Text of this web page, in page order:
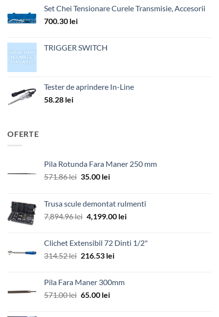
Set Chei Tensionare Curele Transmisie, Accesorii
700.30 lei
TRIGGER SWITCH
Tester de aprindere In-Line
58.28 lei
OFERTE
Pila Rotunda Fara Maner 250 mm
571.86lei Prețul
fost:
571.86 lei.
35.00 leiPrețul
35.00 lei.
Trusa scule demontat rulmenti
7,894.96lei Prețul
fost:
7,894.96 lei.
4,199.00 leiPrețul
4,199.00 lei.
Clichet Extensibil 72 Dinti 1/2"
314.52lei Prețul
fost:
314.52 lei.
216.53 leiPrețul
216.53 lei.
Pila Fara Maner 300mm
571.00lei Prețul
65.00 leiPrețul